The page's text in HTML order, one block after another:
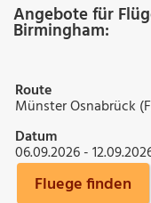
Angebote für
Birmingham:
Route
Münster Osnabrück
Datum
06.09.2026 -
Fluege finden